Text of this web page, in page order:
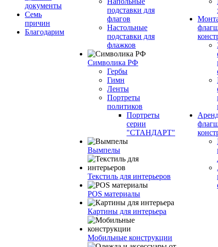
документы
Семь
причин
Благодарим
подставки для
флагов
Настольные
подставки для
флажков
Символика РФ
Гербы
Гимн
Ленты
Портреты
политиков
Портреты
серии
"СТАНДАРТ"
Вымпелы
Текстиль для интерьеров
POS материалы
Картины для интерьера
Мобильные конструкции